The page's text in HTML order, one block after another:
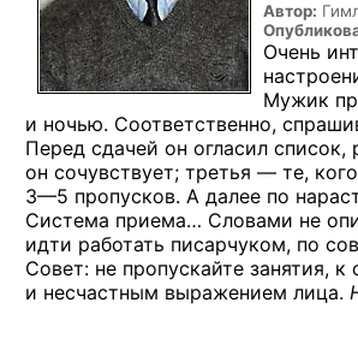
Автор:
Очень
Мужик
и ночью. Соответственно,
Перед сдачей он огласил
он сочувствует; третья — те,
3—5 пропусков. А далее по
Система приема… Словами не
идти работать писарчуком, по
Совет: не пропускайте занятия,
и несчастным выражением лица.